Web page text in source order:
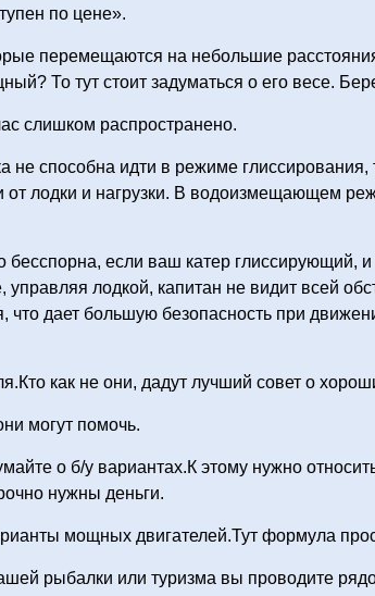
по цене».
перемещаются на небольшие
То тут стоит задуматься о его весе.
слишком распространено.
не способна идти в режиме
от лодки и нагрузки. В водоизмещающем
если ваш катер глиссирующий,
лодкой, капитан не видит всей
что дает большую безопасность при
как не они, дадут лучший совет о
могут помочь.
о б/у вариантах.К этому нужно
нужны деньги.
мощных двигателей.Тут формула
рыбалки или туризма вы проводите